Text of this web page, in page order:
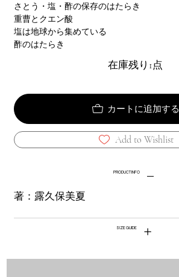
さとう・塩・酢の保存のはたらき
重曹とクエン酸
塩は地球から集めている
酢のはたらき
在庫残り1点
カートに追加する
Add to Wishlist
PRODUCT INFO
著：露久保美夏
SIZE GUIDE